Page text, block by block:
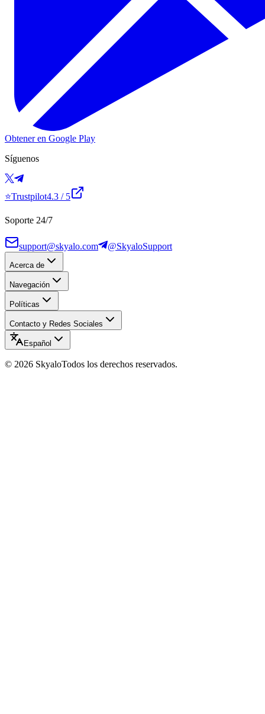
Obtener en Google Play
Síguenos
⭐Trustpilot4.3 / 5
Soporte 24/7
support@skyalo.com @SkyaloSupport
Acerca de
Navegación
Políticas
Contacto y Redes Sociales
Español
© 2026 SkyaloTodos los derechos reservados.